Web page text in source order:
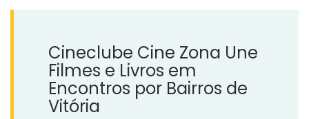
Cineclube Cine Zona Une
Filmes e Livros em
Encontros por Bairros de
Vitória